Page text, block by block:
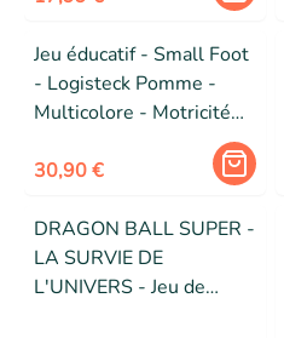
Jeu éducatif - Small Foot
- Logisteck Pomme -
Multicolore - Motricité
30,90 €
DRAGON BALL SUPER -
LA SURVIE DE
L'UNIVERS - Jeu de